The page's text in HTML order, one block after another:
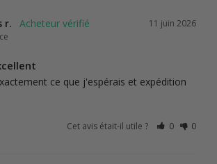
11 juin 2026
r.
ce que j'espérais et expédition
Cet avis était-il utile ? 0 0